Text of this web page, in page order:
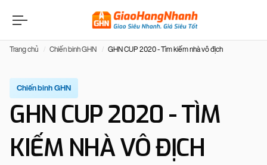
Trang chủ Chiến binh GHN GHN CUP 2020 - Tìm kiếm nhà vô địch
Chiến binh GHN
GHN CUP 2020 - TÌM
KIẾM NHÀ VÔ ĐỊCH